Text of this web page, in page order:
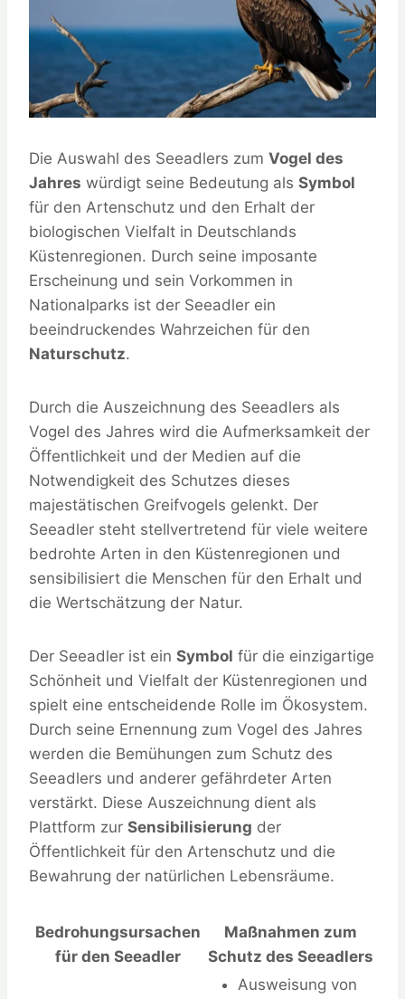
Die Auswahl des Seeadlers zum Vogel des
Jahres würdigt seine Bedeutung als Symbol
für den Artenschutz und den Erhalt der
biologischen Vielfalt in Deutschlands
Küstenregionen. Durch seine imposante
Erscheinung und sein Vorkommen in
Nationalparks ist der Seeadler ein
beeindruckendes Wahrzeichen für den
Naturschutz.
Durch die Auszeichnung des Seeadlers als
Vogel des Jahres wird die Aufmerksamkeit der
Öffentlichkeit und der Medien auf die
Notwendigkeit des Schutzes dieses
majestätischen Greifvogels gelenkt. Der
Seeadler steht stellvertretend für viele weitere
bedrohte Arten in den Küstenregionen und
sensibilisiert die Menschen für den Erhalt und
die Wertschätzung der Natur.
Der Seeadler ist ein Symbol für die einzigartige
Schönheit und Vielfalt der Küstenregionen und
spielt eine entscheidende Rolle im Ökosystem.
Durch seine Ernennung zum Vogel des Jahres
werden die Bemühungen zum Schutz des
Seeadlers und anderer gefährdeter Arten
verstärkt. Diese Auszeichnung dient als
Plattform zur Sensibilisierung der
Öffentlichkeit für den Artenschutz und die
Bewahrung der natürlichen Lebensräume.
Bedrohungsursachen
für den Seeadler
Maßnahmen zum
Schutz des Seeadlers
Ausweisung von